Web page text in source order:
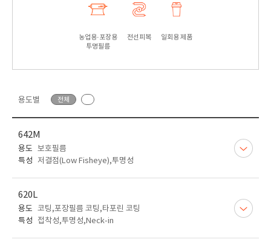
농업용·포장용
투명필름
전선피복 일회용 제품
용도별 전체
642M
용도 보호필름
특성
저결점(Low Fisheye),투명성
620L
용도 코팅,포장필름 코팅,타포린 코팅
특성
접착성,투명성,Neck-in